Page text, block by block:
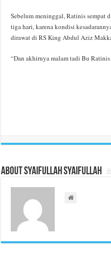
Sebelum meninggal, Ratinis sempat
tiga hari, karena kondisi
dirawat di RS King Abdul Aziz
“Dan akhirnya malam tadi Bu
About Syaifullah Syaifullah